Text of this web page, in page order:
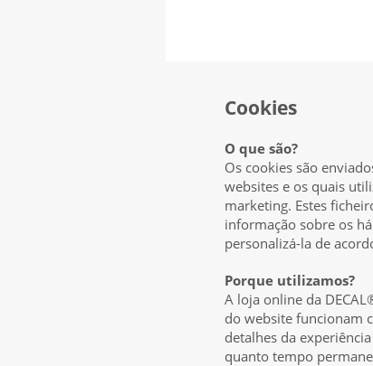
Cookies
O que são?
Os cookies são
websites e os quais
marketing. Estes
informação sobre os
personalizá-la de
Porque utilizamos?
A loja online da
do website funcionam
detalhes da
quanto tempo